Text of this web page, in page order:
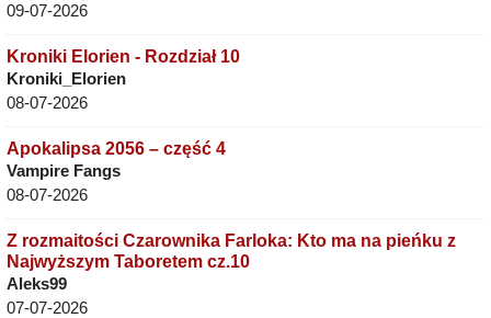
09-07-2026
Kroniki Elorien - Rozdział 10
Kroniki_Elorien
08-07-2026
Apokalipsa 2056 – część 4
Vampire Fangs
08-07-2026
Z rozmaitości Czarownika Farloka: Kto ma na pieńku z
Najwyższym Taboretem cz.10
Aleks99
07-07-2026